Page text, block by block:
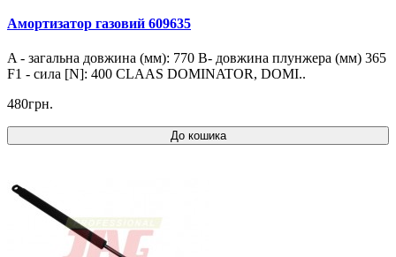
Амортизатор газовий 609635
A - загальна довжина (мм): 770 B- довжина плунжера (мм) 365
F1 - сила [N]: 400 CLAAS DOMINATOR, DOMI..
480грн.
До кошика